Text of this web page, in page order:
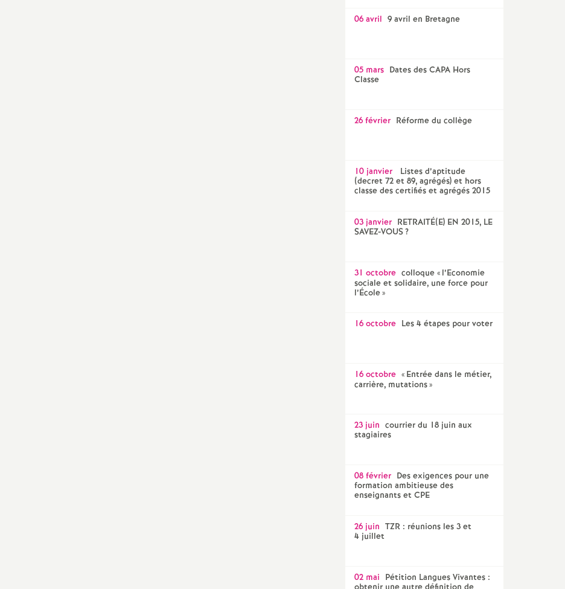
06 avril 9 avril en Bretagne
05 mars Dates des CAPA Hors
Classe
26 février Réforme du collège
10 janvier
Listes d’aptitude
(decret 72 et 89, agrégés) et hors
classe des certifiés et agrégés 2015
03 janvier RETRAITÉ(E) EN 2015, LE
SAVEZ-VOUS?
31 octobre colloque « l’Economie
sociale et solidaire, une force pour
l’École»
16 octobre Les 4 étapes pour voter
16 octobre « Entrée dans le métier,
carrière, mutations»
23 juin courrier du 18 juin aux
stagiaires
08 février Des exigences pour une
formation ambitieuse des
enseignants et CPE
26 juin TZR : réunions les 3 et
4 juillet
02 mai Pétition Langues Vivantes :